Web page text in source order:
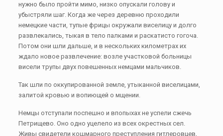
нужно было пройти мимо, низко опускали голову и
убыстряли шаг. Когда же через деревню проходили
немецкие части, тупые фрицы окружали виселицу и долго
развлекались, тыкая в тело палками и раскатисто гогоча.
Потом они шли дальше, и в нескольких километрах их
ждало новое развлечение: возле участковой больницы
висели трупы двух повешенных немцами мальчиков.
Так шли по оккупированной земле, утыканной виселицами,
залитой кровью и вопиющей о мщении.
Немцы отступали поспешно и впопыхах не успели сжечь
Петрищево. Оно одно уцелело из всех окрестных сел.
Живы свидетели кошмарного преступления гитлеровцев,